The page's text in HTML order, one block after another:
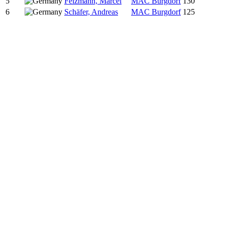
6
Schäfer, Andreas MAC Burgdorf 125